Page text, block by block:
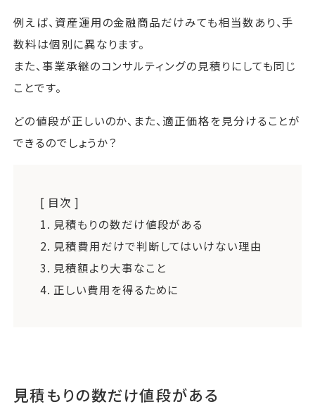
例えば、資産運用の金融商品だけみても相当数あり、手
数料は個別に異なります。
また、事業承継のコンサルティングの見積りにしても同じ
ことです。
どの値段が正しいのか、また、適正価格を見分けることが
できるのでしょうか？
[ 目次 ]
1. 見積もりの数だけ値段がある
2. 見積費用だけで判断してはいけない理由
3. 見積額より大事なこと
4. 正しい費用を得るために
見積もりの数だけ値段がある